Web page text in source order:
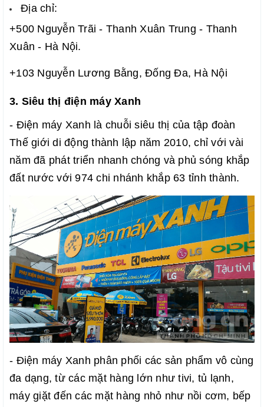
Địa chỉ:
+500 Nguyễn Trãi - Thanh Xuân Trung - Thanh
Xuân - Hà Nội.
+103 Nguyễn Lương Bằng, Đống Đa, Hà Nội
3. Siêu thị điện máy Xanh
- Điện máy Xanh là chuỗi siêu thị của tập đoàn
Thế giới di động thành lập năm 2010, chỉ với vài
năm đã phát triển nhanh chóng và phủ sóng khắp
đất nước với 974 chi nhánh khắp 63 tỉnh thành.
- Điện máy Xanh phân phối các sản phẩm vô cùng
đa dạng, từ các mặt hàng lớn như tivi, tủ lạnh,
máy giặt đến các mặt hàng nhỏ như nồi cơm, bếp